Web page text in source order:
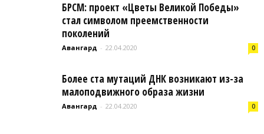
БРСМ: проект «Цветы Великой Победы»
стал символом преемственности
поколений
Авангард - 22.04.2020 0
Более ста мутаций ДНК возникают из-за
малоподвижного образа жизни
Авангард - 22.04.2020 0